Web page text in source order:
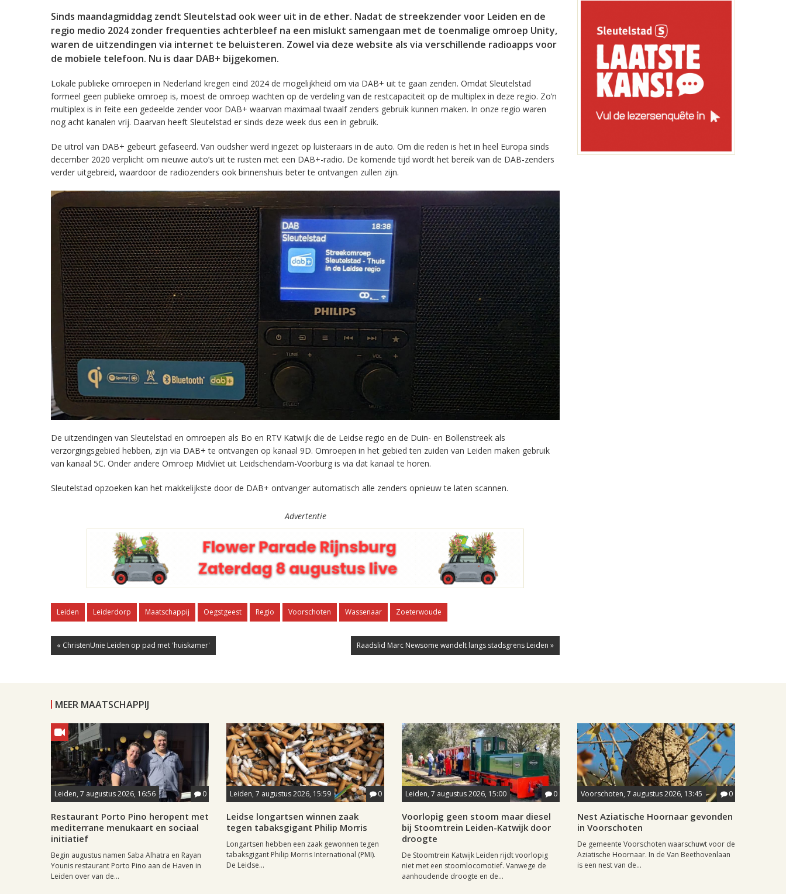
Sinds maandagmiddag zendt Sleutelstad ook weer uit in de ether. Nadat de streekzender voor Leiden en de
regio medio 2024 zonder frequenties achterbleef na een mislukt samengaan met de toenmalige omroep Unity,
waren de uitzendingen via internet te beluisteren. Zowel via deze website als via verschillende radioapps voor
de mobiele telefoon. Nu is daar DAB+ bijgekomen.
Lokale publieke omroepen in Nederland kregen eind 2024 de mogelijkheid om via DAB+ uit te gaan zenden. Omdat Sleutelstad
formeel geen publieke omroep is, moest de omroep wachten op de verdeling van de restcapaciteit op de multiplex in deze regio. Zo’n
multiplex is in feite een gedeelde zender voor DAB+ waarvan maximaal twaalf zenders gebruik kunnen maken. In onze regio waren
nog acht kanalen vrij. Daarvan heeft Sleutelstad er sinds deze week dus een in gebruik.
De uitrol van DAB+ gebeurt gefaseerd. Van oudsher werd ingezet op luisteraars in de auto. Om die reden is het in heel Europa sinds
december 2020 verplicht om nieuwe auto’s uit te rusten met een DAB+-radio. De komende tijd wordt het bereik van de DAB-zenders
verder uitgebreid, waardoor de radiozenders ook binnenshuis beter te ontvangen zullen zijn.
De uitzendingen van Sleutelstad en omroepen als Bo en RTV Katwijk die de Leidse regio en de Duin- en Bollenstreek als
verzorgingsgebied hebben, zijn via DAB+ te ontvangen op kanaal 9D. Omroepen in het gebied ten zuiden van Leiden maken gebruik
van kanaal 5C. Onder andere Omroep Midvliet uit Leidschendam-Voorburg is via dat kanaal te horen.
Sleutelstad opzoeken kan het makkelijkste door de DAB+ ontvanger automatisch alle zenders opnieuw te laten scannen.
Advertentie
Leiden Leiderdorp Maatschappij Oegstgeest Regio Voorschoten Wassenaar Zoeterwoude
« ChristenUnie Leiden op pad met 'huiskamer' Raadslid Marc Newsome wandelt langs stadsgrens Leiden »
MEER MAATSCHAPPIJ
Leiden, 7 augustus 2026, 16:56 0
Restaurant Porto Pino heropent met
mediterrane menukaart en sociaal
initiatief
Begin augustus namen Saba Alhatra en Rayan
Younis restaurant Porto Pino aan de Haven in
Leiden over van de...
Leiden, 7 augustus 2026, 15:59 0
Leidse longartsen winnen zaak
tegen tabaksgigant Philip Morris
Longartsen hebben een zaak gewonnen tegen
tabaksgigant Philip Morris International (PMI).
De Leidse...
Leiden, 7 augustus 2026, 15:00 0
Voorlopig geen stoom maar diesel
bij Stoomtrein Leiden-Katwijk door
droogte
De Stoomtrein Katwijk Leiden rijdt voorlopig
niet met een stoomlocomotief. Vanwege de
aanhoudende droogte en de...
Voorschoten, 7 augustus 2026, 13:45 0
Nest Aziatische Hoornaar gevonden
in Voorschoten
De gemeente Voorschoten waarschuwt voor de
Aziatische Hoornaar. In de Van Beethovenlaan
is een nest van de...